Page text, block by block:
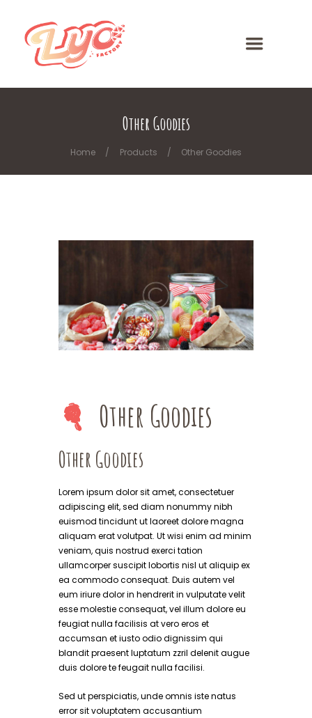
Other Goodies
Home Products Other Goodies
Other Goodies
Other Goodies
Lorem ipsum dolor sit amet, consectetuer
adipiscing elit, sed diam nonummy nibh
euismod tincidunt ut laoreet dolore magna
aliquam erat volutpat. Ut wisi enim ad minim
veniam, quis nostrud exerci tation
ullamcorper suscipit lobortis nisl ut aliquip ex
ea commodo consequat. Duis autem vel
eum iriure dolor in hendrerit in vulputate velit
esse molestie consequat, vel illum dolore eu
feugiat nulla facilisis at vero eros et
accumsan et iusto odio dignissim qui
blandit praesent luptatum zzril delenit augue
duis dolore te feugait nulla facilisi.
Sed ut perspiciatis, unde omnis iste natus
error sit voluptatem accusantium